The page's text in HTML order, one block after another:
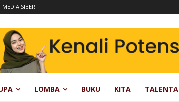
SIBER
LOMBA BUKU KITA TALENTA